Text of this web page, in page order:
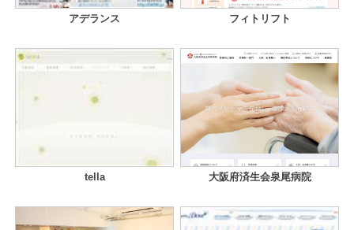
アデランス フィトリフト
tella 大阪府済生会泉尾病院